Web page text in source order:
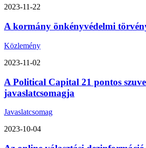
2023-11-22
A kormány önkényvédelmi
Közlemény
2023-11-02
A Political Capital 21 pontos
javaslatcsomagja
Javaslatcsomag
2023-10-04